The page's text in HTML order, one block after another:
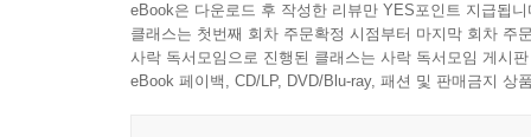
eBook은 다운로드 후 작성한 리뷰만 YES포인트 지급됩니
클래스는 첫번째 회차 주문확정 시점부터 마지막 회차 주
사락 독서모임으로 진행된 클래스는 사락 독서모임 게시
eBook 페이백, CD/LP, DVD/Blu-ray, 패션 및 판매금지 상